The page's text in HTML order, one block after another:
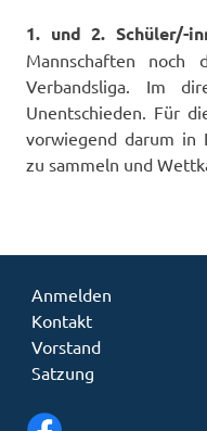
1. und 2. Schüler/-
Mannschaften
Verbandsliga. Im
Unentschieden. Für
vorwiegend darum in
zu sammeln und
Anmelden
Kontakt
Vorstand
Satzung